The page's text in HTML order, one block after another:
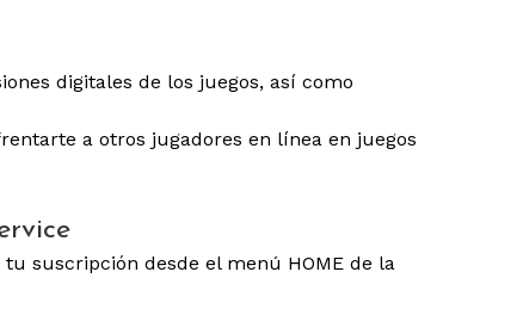
digitales de los juegos, así como
a otros jugadores en línea en juegos
suscripción desde el menú HOME de la